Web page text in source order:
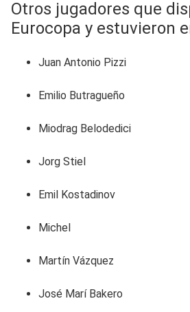
Otros jugadores que
Eurocopa y estuvieron
Juan Antonio Pizzi
Emilio Butragueño
Miodrag Belodedici
Jorg Stiel
Emil Kostadinov
Michel
Martín Vázquez
José Marí Bakero